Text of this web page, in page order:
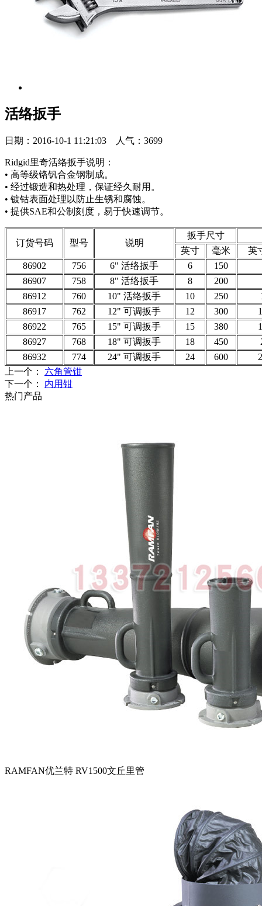
活络扳手
日期：2016-10-1 11:21:03 人气：3699
Ridgid里奇活络扳手说明：
• 高等级铬钒合金钢制成。
• 经过锻造和热处理，保证经久耐用。
• 镀钴表面处理以防止生锈和腐蚀。
• 提供SAE和公制刻度，易于快速调节。
订货号码 型号 说明
扳手尺寸
英寸
毫米
英
86902
756 6" 活络扳手 6
150
86907
758 8" 活络扳手 8
200
86912
760 10" 活络扳手 10 250
86917
762 12" 可调扳手 12 300
86922
765 15" 可调扳手 15 380
86927
768 18" 可调扳手 18 450
86932
774 24" 可调扳手 24 600
上一个： 六角管钳
下一个： 内用钳
热门产品
RAMFAN优兰特 RV1500文丘里管